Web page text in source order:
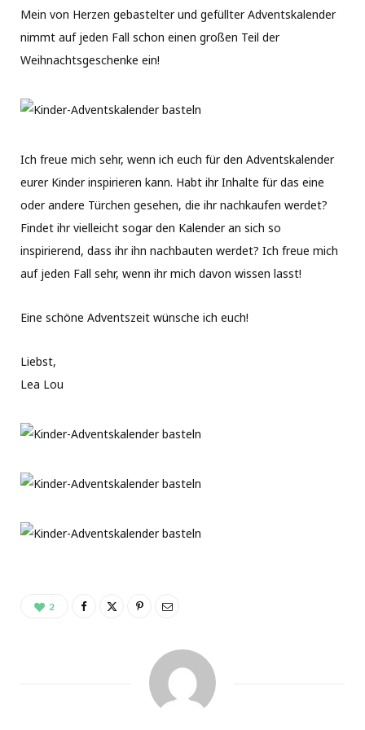
Mein von Herzen gebastelter und gefüllter Adventskalender
nimmt auf jeden Fall schon einen großen Teil der
Weihnachtsgeschenke ein!
Ich freue mich sehr, wenn ich euch für den Adventskalender
eurer Kinder inspirieren kann. Habt ihr Inhalte für das eine
oder andere Türchen gesehen, die ihr nachkaufen werdet?
Findet ihr vielleicht sogar den Kalender an sich so
inspirierend, dass ihr ihn nachbauten werdet? Ich freue mich
auf jeden Fall sehr, wenn ihr mich davon wissen lasst!
Eine schöne Adventszeit wünsche ich euch!
Liebst,
Lea Lou
2